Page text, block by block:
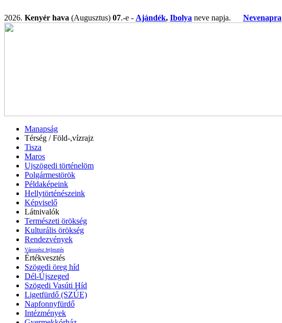
2026. Kenyér hava (Augusztus) 07.-e - Ajándék, Ibolya neve napja. Nevenapra
Manapság
Térség / Föld-,vízrajz
Tisza
Maros
Ujszögedi történelöm
Polgármestörök
Példaképeink
Hellytörténészeink
Képviselő
Látnivalók
Természeti örökség
Kulturális örökség
Rendezvények
Városrész fejlesztés
Értékvesztés
Szögedi öreg híd
Dél-Újszeged
Szögedi Vasúti Híd
Ligetfürdő (SZÚE)
Napfonnyfürdő
Intézmények